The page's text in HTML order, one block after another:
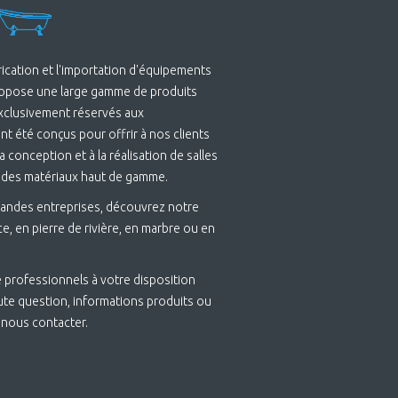
et l'importation d'équipements
une large gamme de produits
réservés aux
été conçus pour offrir à nos clients
conception et à la réalisation de salles
matériaux haut de gamme.
entreprises, découvrez notre
en pierre de rivière, en marbre ou en
professionnels à votre disposition
question, informations produits ou
contacter.